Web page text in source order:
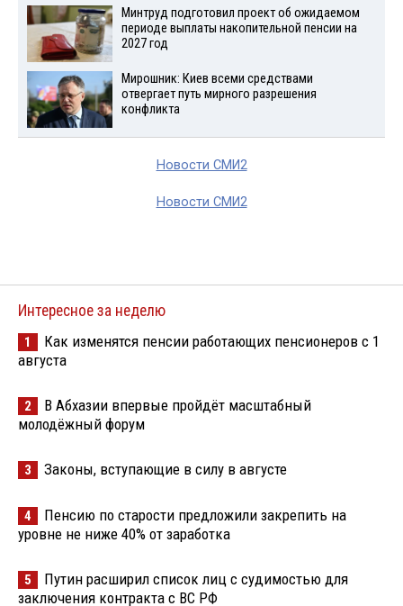
Минтруд подготовил проект об ожидаемом
периоде выплаты накопительной пенсии на
2027 год
Мирошник: Киев всеми средствами
отвергает путь мирного разрешения
конфликта
Новости СМИ2
Новости СМИ2
Интересное за неделю
1
Как изменятся пенсии работающих пенсионеров с 1
августа
2
В Абхазии впервые пройдёт масштабный
молодёжный форум
3 Законы, вступающие в силу в августе
4
Пенсию по старости предложили закрепить на
уровне не ниже 40% от заработка
5
Путин расширил список лиц с судимостью для
заключения контракта с ВС РФ